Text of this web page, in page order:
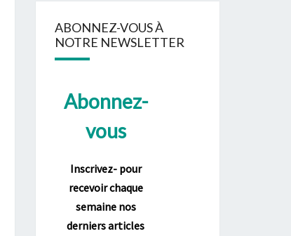
ABONNEZ-VOUS À
NOTRE NEWSLETTER
Abonnez-
vous
Inscrivez- pour
recevoir chaque
semaine nos
derniers articles